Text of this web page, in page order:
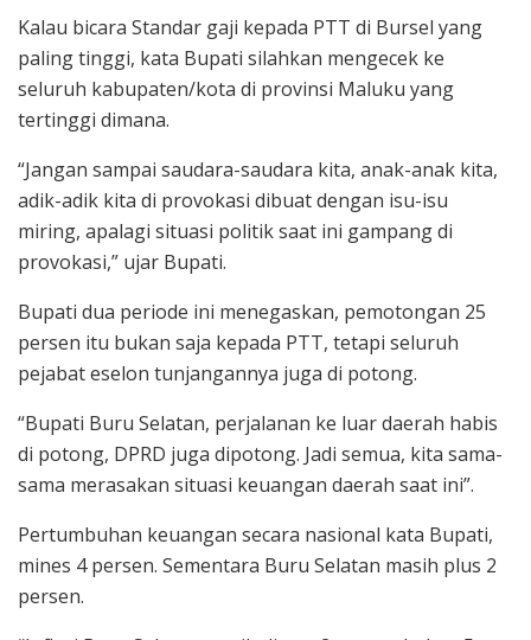
Kalau bicara Standar gaji kepada PTT di Bursel yang
paling tinggi, kata Bupati silahkan mengecek ke
seluruh kabupaten/kota di provinsi Maluku yang
tertinggi dimana.
“Jangan sampai saudara-saudara kita, anak-anak kita,
adik-adik kita di provokasi dibuat dengan isu-isu
miring, apalagi situasi politik saat ini gampang di
provokasi,” ujar Bupati.
Bupati dua periode ini menegaskan, pemotongan 25
persen itu bukan saja kepada PTT, tetapi seluruh
pejabat eselon tunjangannya juga di potong.
“Bupati Buru Selatan, perjalanan ke luar daerah habis
di potong, DPRD juga dipotong. Jadi semua, kita sama-
sama merasakan situasi keuangan daerah saat ini”.
Pertumbuhan keuangan secara nasional kata Bupati,
mines 4 persen. Sementara Buru Selatan masih plus 2
persen.